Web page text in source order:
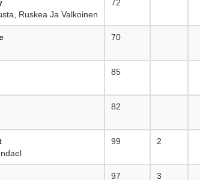
Ruskea Ja Valkoinen
72
70
85
82
99 2
97 3